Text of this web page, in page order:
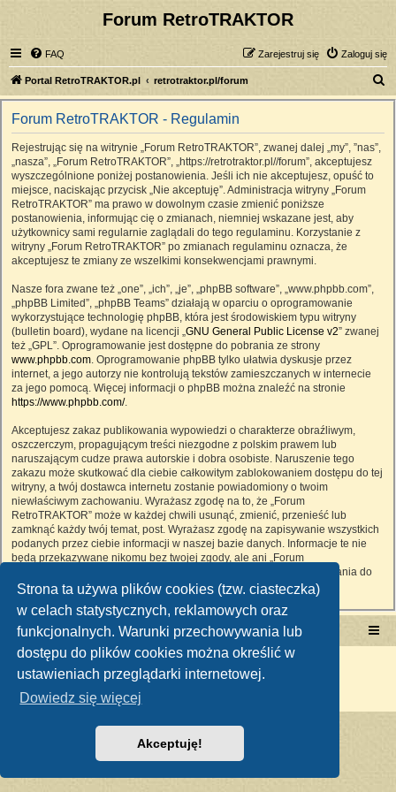
Strona ta używa plików cookies (tzw. ciasteczka)
w celach statystycznych, reklamowych oraz
funkcjonalnych. Warunki przechowywania lub
dostępu do plików cookies można określić w
ustawieniach przeglądarki internetowej.
Dowiedz się więcej
Akceptuję!
Forum RetroTRAKTOR
FAQ Zaloguj się
Zarejestruj się
Portal RetroTRAKTOR.pl retrotraktor.pl/forum
z
Forum RetroTRAKTOR - Regulamin
Rejestrując się na witrynie „Forum RetroTRAKTOR”, zwanej dalej „my”, ”nas”,
„nasza”, „Forum RetroTRAKTOR”, „https://retrotraktor.pl//forum”, akceptujesz
wyszczególnione poniżej postanowienia. Jeśli ich nie akceptujesz, opuść to
miejsce, naciskając przycisk „Nie akceptuję”. Administracja witryny „Forum
RetroTRAKTOR” ma prawo w dowolnym czasie zmienić poniższe
postanowienia, informując cię o zmianach, niemniej wskazane jest, aby
użytkownicy sami regularnie zaglądali do tego regulaminu. Korzystanie z
witryny „Forum RetroTRAKTOR” po zmianach regulaminu oznacza, że
akceptujesz te zmiany ze wszelkimi konsekwencjami prawnymi.
Nasze fora zwane też „one”, „ich”, „je”, „phpBB software”, „www.phpbb.com”,
„phpBB Limited”, „phpBB Teams” działają w oparciu o oprogramowanie
wykorzystujące technologię phpBB, która jest środowiskiem typu witryny
(bulletin board), wydane na licencji „GNU General Public License v2” zwanej
też „GPL”. Oprogramowanie jest dostępne do pobrania ze strony
www.phpbb.com. Oprogramowanie phpBB tylko ułatwia dyskusje przez
internet, a jego autorzy nie kontrolują tekstów zamieszczanych w internecie
za jego pomocą. Więcej informacji o phpBB można znaleźć na stronie
https://www.phpbb.com/.
Akceptujesz zakaz publikowania wypowiedzi o charakterze obraźliwym,
oszczerczym, propagującym treści niezgodne z polskim prawem lub
naruszającym cudze prawa autorskie i dobra osobiste. Naruszenie tego
zakazu może skutkować dla ciebie całkowitym zablokowaniem dostępu do tej
witryny, a twój dostawca internetu zostanie powiadomiony o twoim
niewłaściwym zachowaniu. Wyrażasz zgodę na to, że „Forum
RetroTRAKTOR” może w każdej chwili usunąć, zmienić, przenieść lub
zamknąć każdy twój temat, post. Wyrażasz zgodę na zapisywanie wszystkich
podanych przez ciebie informacji w naszej bazie danych. Informacje te nie
będą przekazywane nikomu bez twojej zgody, ale ani „Forum
RetroTRAKTOR”, ani phpBB nie ponosi odpowiedzialności za włamania do
witryny, podczas których może dojść do kradzieży danych.
Portal RetroTRAKTOR.pl retrotraktor.pl/forum
Technologię dostarcza
Polski pakiet językowy dostarczaphpBB.pl
Zasady ochrony danych osobowych